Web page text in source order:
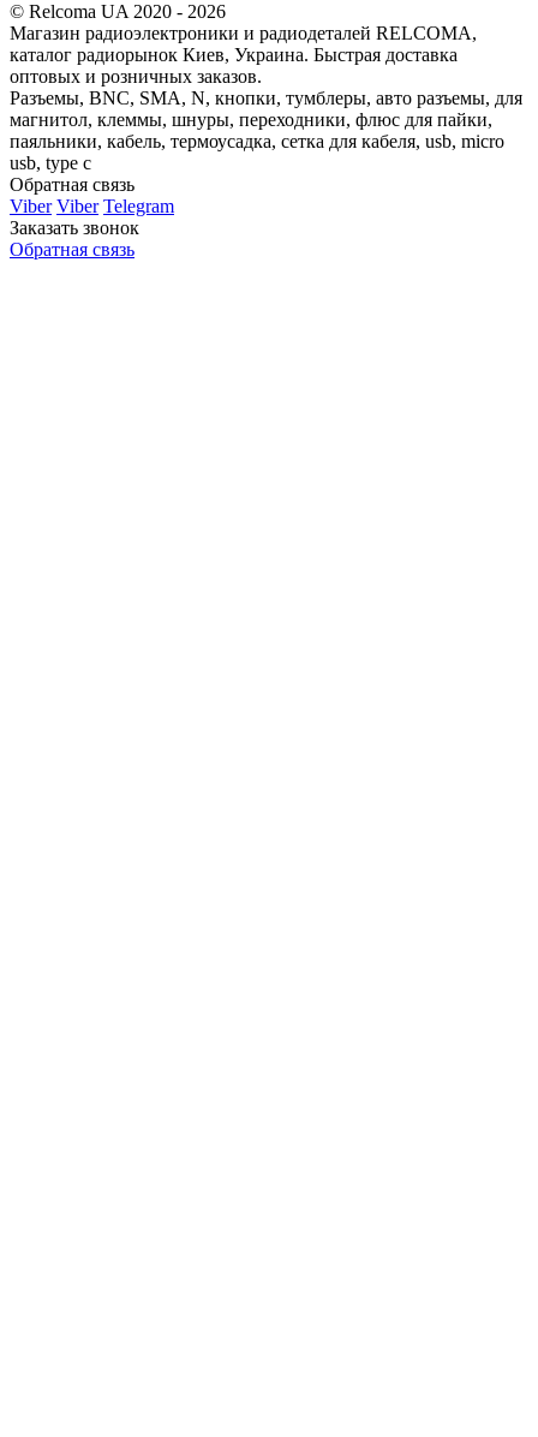
© Relcoma UA 2020 - 2026
Магазин радиоэлектроники и радиодеталей RELCOMA,
каталог радиорынок Киев, Украина. Быстрая доставка
оптовых и розничных заказов.
Разъемы, BNC, SMA, N, кнопки, тумблеры, авто разъемы, для
магнитол, клеммы, шнуры, переходники, флюс для пайки,
паяльники, кабель, термоусадка, сетка для кабеля, usb, micro
usb, type c
Обратная связь
Viber Viber Telegram
Заказать звонок
Обратная связь